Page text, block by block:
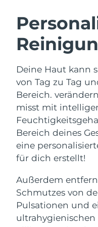
Deine Haut kann
von Tag zu Tag
Bereich.
misst mit
Bereich deines
eine
für dich erstellt!
Außerdem
Schmutzes von
Pulsationen und
Anti-
Massage,
For men,
Hydratisierung
UFO™
Deep
UFO™
Near-
device
issa™ 4
Hybrid
issa™
Smart
FAQ™ ANTI-
Anti-aging
Österreich
Bahrain
Belgien
Bermuda
Bosnien und
Herzegowina
Brunei Darussalam
Bulgarien
Kanada